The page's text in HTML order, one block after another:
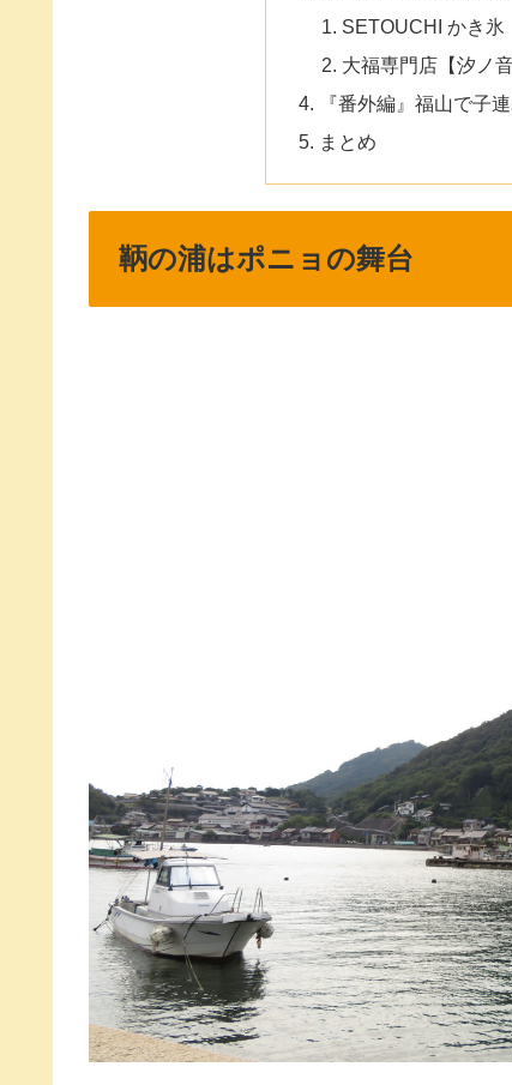
SETOUCHI かき
大福専門店【汐ノ音
『番外編』福山で子
まとめ
鞆の浦はポニョの舞台